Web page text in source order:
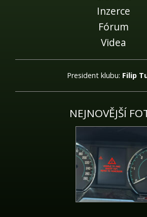
Inzerce
Fórum
Videa
President klubu: Filip
NEJNOVĚJŠÍ